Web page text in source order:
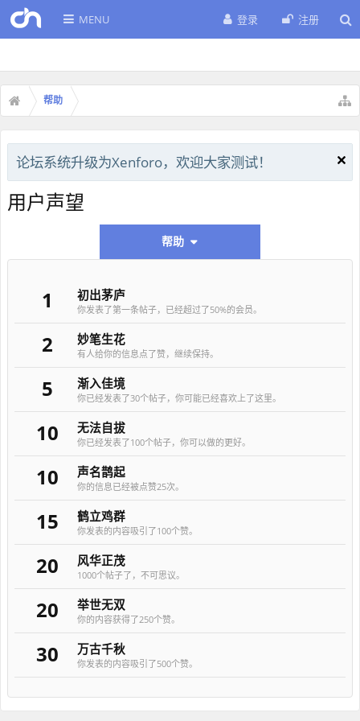
MENU 登录 注册
帮助
论坛系统升级为Xenforo，欢迎大家测试！
用户声望
帮助
1 初出茅庐
你发表了第一条帖子，已经超过了50%的会员。
2 妙笔生花
有人给你的信息点了赞，继续保持。
5 渐入佳境
你已经发表了30个帖子，你可能已经喜欢上了这里。
10 无法自拔
你已经发表了100个帖子，你可以做的更好。
10 声名鹊起
你的信息已经被点赞25次。
15 鹤立鸡群
你发表的内容吸引了100个赞。
20 风华正茂
1000个帖子了，不可思议。
20 举世无双
你的内容获得了250个赞。
30 万古千秋
你发表的内容吸引了500个赞。